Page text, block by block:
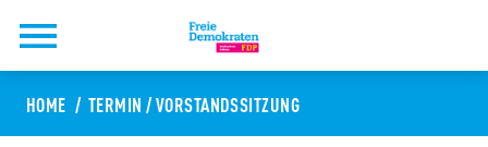
HOME TERMIN /VORSTANDSSITZUNG